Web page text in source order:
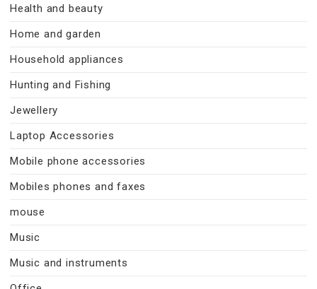
Health and beauty
Home and garden
Household appliances
Hunting and Fishing
Jewellery
Laptop Accessories
Mobile phone accessories
Mobiles phones and faxes
mouse
Music
Music and instruments